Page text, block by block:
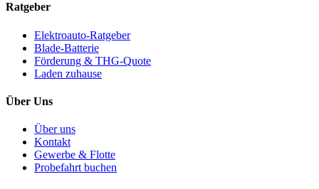
Ratgeber
Elektroauto-Ratgeber
Blade-Batterie
Förderung & THG-Quote
Laden zuhause
Über Uns
Über uns
Kontakt
Gewerbe & Flotte
Probefahrt buchen